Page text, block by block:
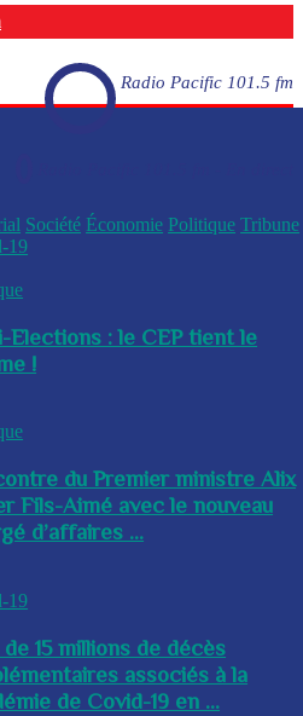
Radio Pacific 101.5 fm
Société Économie Politique Tribune
19
Elections : le CEP tient le
!
du Premier ministre Alix
Fils-Aimé avec le nouveau
d’affaires ...
19
15 millions de décès
associés à la
de Covid-19 en ...